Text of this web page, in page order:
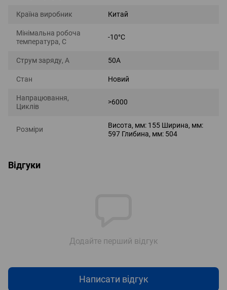
Країна виробник Китай
Мінімальна робоча
температура, С
-10°С
Струм заряду, А 50А
Стан Новий
Напрацювання,
Циклів
>6000
Розміри
Висота, мм: 155 Ширина, мм:
597 Глибина, мм: 504
Відгуки
Додайте перший відгук
Написати відгук